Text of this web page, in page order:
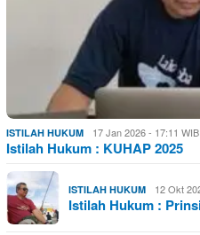
ISTILAH HUKUM 17 Jan 2026 - 17:11 WIB
Istilah Hukum : KUHAP 2025
ISTILAH HUKUM 12 Okt
Istilah Hukum :